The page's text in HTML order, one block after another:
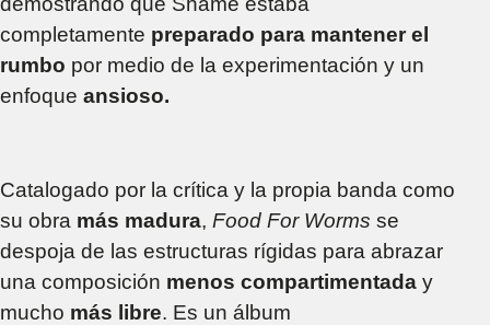
completamente preparado para mantener el
rumbo por medio de la experimentación y un
enfoque ansioso.
Catalogado por la crítica y la propia banda como
su obra más madura, Food For Worms se
despoja de las estructuras rígidas para abrazar
una composición menos compartimentada y
mucho más libre. Es un álbum